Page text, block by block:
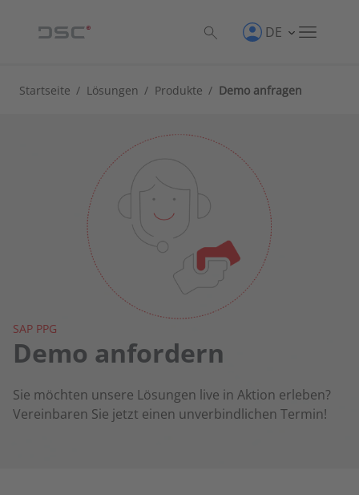
DE
Startseite / Lösungen / Produkte / Demo anfragen
SAP PPG
Demo anfordern
Sie möchten unsere Lösungen live in Aktion erleben?
Vereinbaren Sie jetzt einen unverbindlichen Termin!